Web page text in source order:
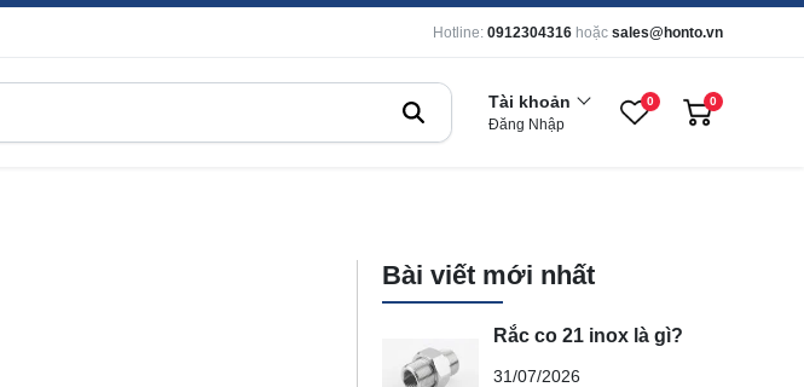
Hotline: 0912304316 hoặc sales@honto.vn
Tài khoản
Đăng Nhập
0 0
Bài viết mới nhất
Rắc co 21 inox là gì?
31/07/2026